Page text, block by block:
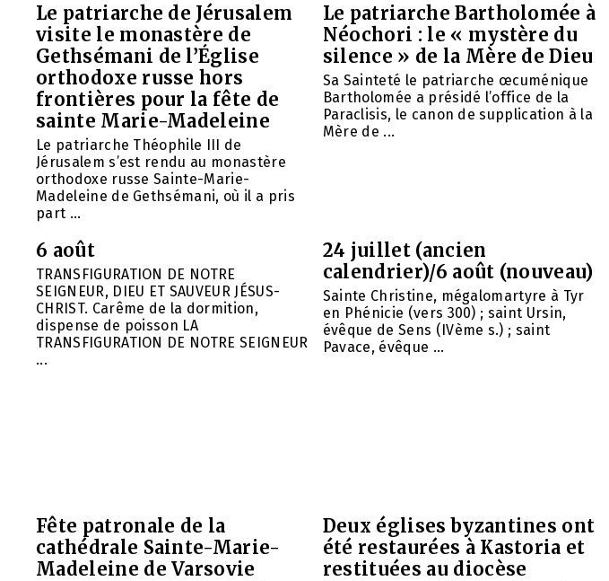
Le patriarche de Jérusalem
visite le monastère de
Gethsémani de l’Église
orthodoxe russe hors
frontières pour la fête de
sainte Marie-Madeleine
Le patriarche Théophile III de
Jérusalem s’est rendu au monastère
orthodoxe russe Sainte-Marie-
Madeleine de Gethsémani, où il a pris
part ...
Le patriarche Bartholomée à
Néochori : le « mystère du
silence » de la Mère de Dieu
Sa Sainteté le patriarche œcuménique
Bartholomée a présidé l’office de la
Paraclisis, le canon de supplication à la
Mère de ...
6 août
TRANSFIGURATION DE NOTRE
SEIGNEUR, DIEU ET SAUVEUR JÉSUS-
CHRIST. Carême de la dormition,
dispense de poisson LA
TRANSFIGURATION DE NOTRE SEIGNEUR
...
24 juillet (ancien
calendrier)/6 août (nouveau)
Sainte Christine, mégalomartyre à Tyr
en Phénicie (vers 300) ; saint Ursin,
évêque de Sens (IVème s.) ; saint
Pavace, évêque ...
Fête patronale de la
cathédrale Sainte-Marie-
Madeleine de Varsovie
Deux églises byzantines ont
été restaurées à Kastoria et
restituées au diocèse